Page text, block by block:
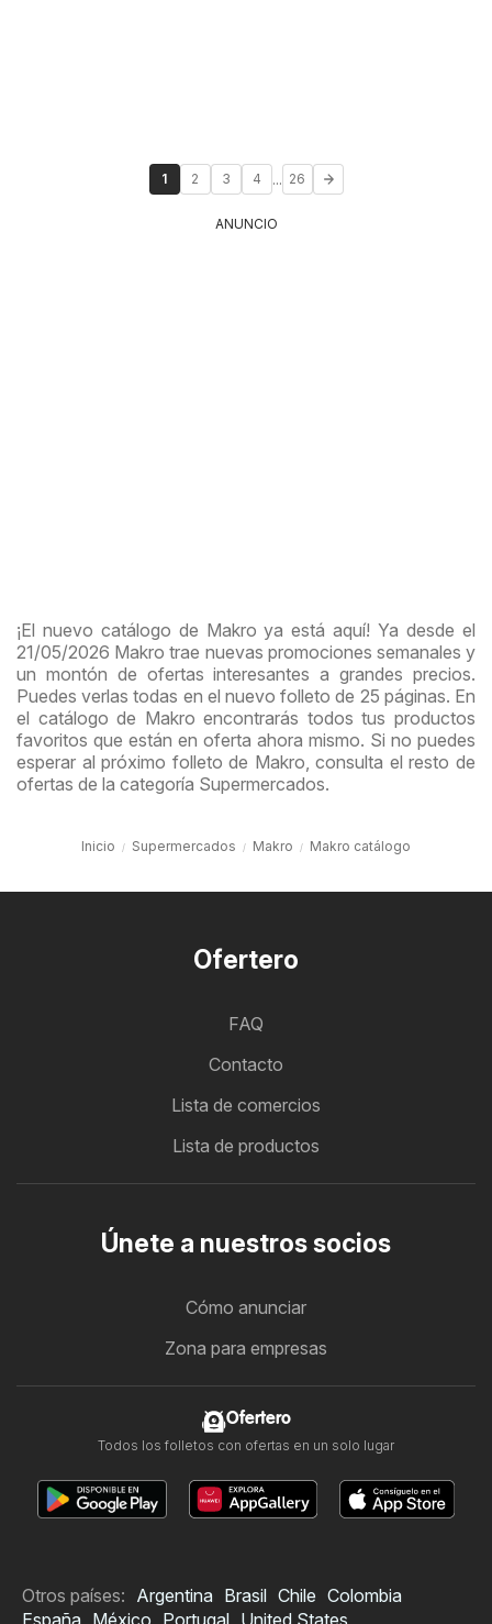
1 2 3 4 ... 26
ANUNCIO
¡El nuevo catálogo de Makro ya está aquí! Ya desde el
21/05/2026 Makro trae nuevas promociones semanales y
un montón de ofertas interesantes a grandes precios.
Puedes verlas todas en el nuevo folleto de 25 páginas. En
el catálogo de Makro encontrarás todos tus productos
favoritos que están en oferta ahora mismo. Si no puedes
esperar al próximo folleto de Makro, consulta el resto de
ofertas de la categoría Supermercados.
Inicio Supermercados Makro Makro catálogo
Ofertero
FAQ
Contacto
Lista de comercios
Lista de productos
Únete a nuestros socios
Cómo anunciar
Zona para empresas
Ofertero
Todos los folletos con ofertas en un solo lugar
Otros países: Argentina Brasil Chile Colombia
España México Portugal United States